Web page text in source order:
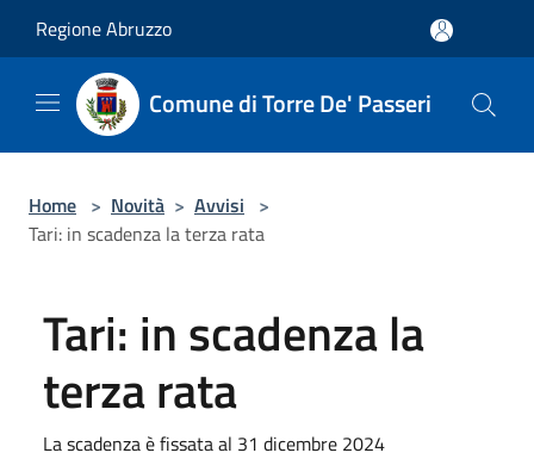
Regione Abruzzo
Comune di Torre De' Passeri
Home > Novità > Avvisi >
Tari: in scadenza la terza rata
Tari: in scadenza la
terza rata
La scadenza è fissata al 31 dicembre 2024